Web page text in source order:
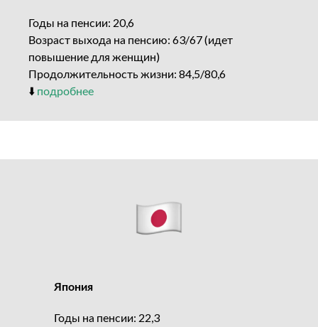
Годы на пенсии: 20,6
Возраст выхода на пенсию: 63/67 (идет
повышение для женщин)
Продолжительность жизни: 84,5/80,6
⬇️ подробнее
Япония
Годы на пенсии: 22,3